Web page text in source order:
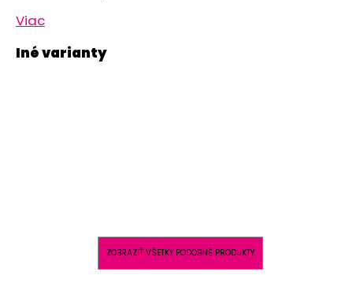
Viac
ZOBRAZIŤ VŠETKY PODOBNÉ PRODUKTY